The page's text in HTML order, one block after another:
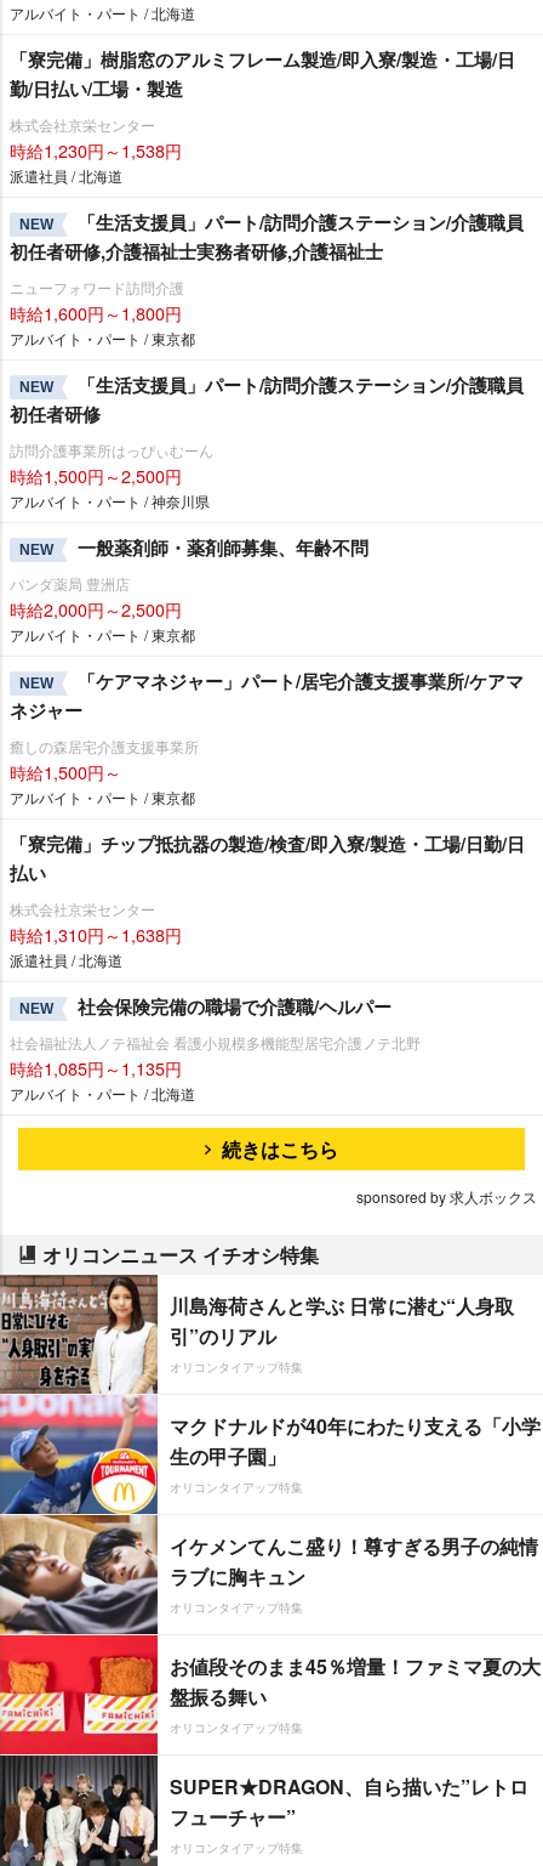
アルバイト・パート / 北海道
「寮完備」樹脂窓のアルミフレーム製造/即入寮/製造・工場/日
勤/日払い/工場・製造
株式会社京栄センター
時給1,230円～1,538円
派遣社員 / 北海道
NEW
「生活支援員」パート/訪問介護ステーション/介護職員
初任者研修,介護福祉士実務者研修,介護福祉士
ニューフォワード訪問介護
時給1,600円～1,800円
アルバイト・パート / 東京都
NEW
「生活支援員」パート/訪問介護ステーション/介護職員
初任者研修
訪問介護事業所はっぴぃむーん
時給1,500円～2,500円
アルバイト・パート / 神奈川県
NEW 一般薬剤師・薬剤師募集、年齢不問
パンダ薬局 豊洲店
時給2,000円～2,500円
アルバイト・パート / 東京都
NEW
「ケアマネジャー」パート/居宅介護支援事業所/ケアマ
ネジャー
癒しの森居宅介護支援事業所
時給1,500円～
アルバイト・パート / 東京都
「寮完備」チップ抵抗器の製造/検査/即入寮/製造・工場/日勤/日
払い
株式会社京栄センター
時給1,310円～1,638円
派遣社員 / 北海道
NEW 社会保険完備の職場で介護職/ヘルパー
社会福祉法人ノテ福祉会 看護小規模多機能型居宅介護ノテ北野
時給1,085円～1,135円
アルバイト・パート / 北海道
続きはこちら
sponsored by 求人ボックス
オリコンニュース イチオシ特集
川島海荷さんと学ぶ 日常に潜む“人身取
引”のリアル
オリコンタイアップ特集
マクドナルドが40年にわたり支える「小学
生の甲子園」
オリコンタイアップ特集
イケメンてんこ盛り！尊すぎる男子の純情
ラブに胸キュン
オリコンタイアップ特集
お値段そのまま45％増量！ファミマ夏の大
盤振る舞い
オリコンタイアップ特集
SUPER★DRAGON、自ら描いた”レトロ
フューチャー”
オリコンタイアップ特集